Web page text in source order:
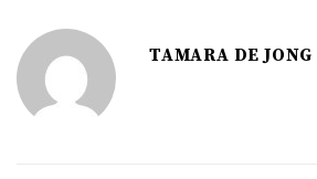
TAMARA DE JONG